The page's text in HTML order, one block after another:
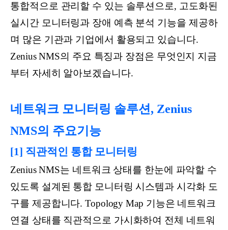
통합적으로 관리할 수 있는 솔루션으로, 고도화된
실시간 모니터링과 장애 예측 분석 기능을 제공하
며 많은 기관과 기업에서 활용되고 있습니다.
Zenius NMS의 주요 특징과 장점은 무엇인지 지금
부터 자세히 알아보겠습니다.
네트워크 모니터링 솔루션, Zenius
NMS의 주요기능
[1] 직관적인 통합 모니터링
Zenius NMS는 네트워크 상태를 한눈에 파악할 수
있도록 설계된 통합 모니터링 시스템과 시각화 도
구를 제공합니다. Topology Map 기능은 네트워크
연결 상태를 직관적으로 가시화하여 전체 네트워